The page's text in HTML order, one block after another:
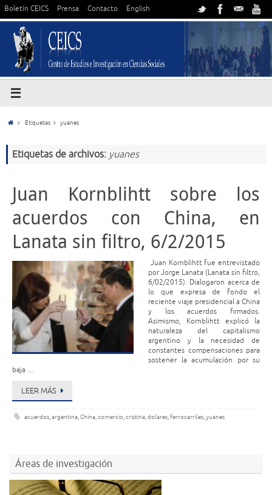
Boletín CEICS Prensa Contacto English
Etiquetas yuanes
Etiquetas de archivos: yuanes
Juan Kornblihtt sobre los
acuerdos con China, en
Lanata sin filtro, 6/2/2015
Juan Kornblihtt fue entrevistado
por Jorge Lanata (Lanata sin filtro,
6/02/2015). Dialogaron acerca de
lo que expresa de fondo el
reciente viaje presidencial a China
y los acuerdos firmados.
Asimismo, Kornblihtt explicó la
naturaleza del capitalismo
argentino y la necesidad de
constantes compensaciones para
sostener la acumulación por su
baja …
LEER MÁS
acuerdos,argentina,China,comercio,cristina,dolares, ferrocarriles,yuanes
Áreas de investigación